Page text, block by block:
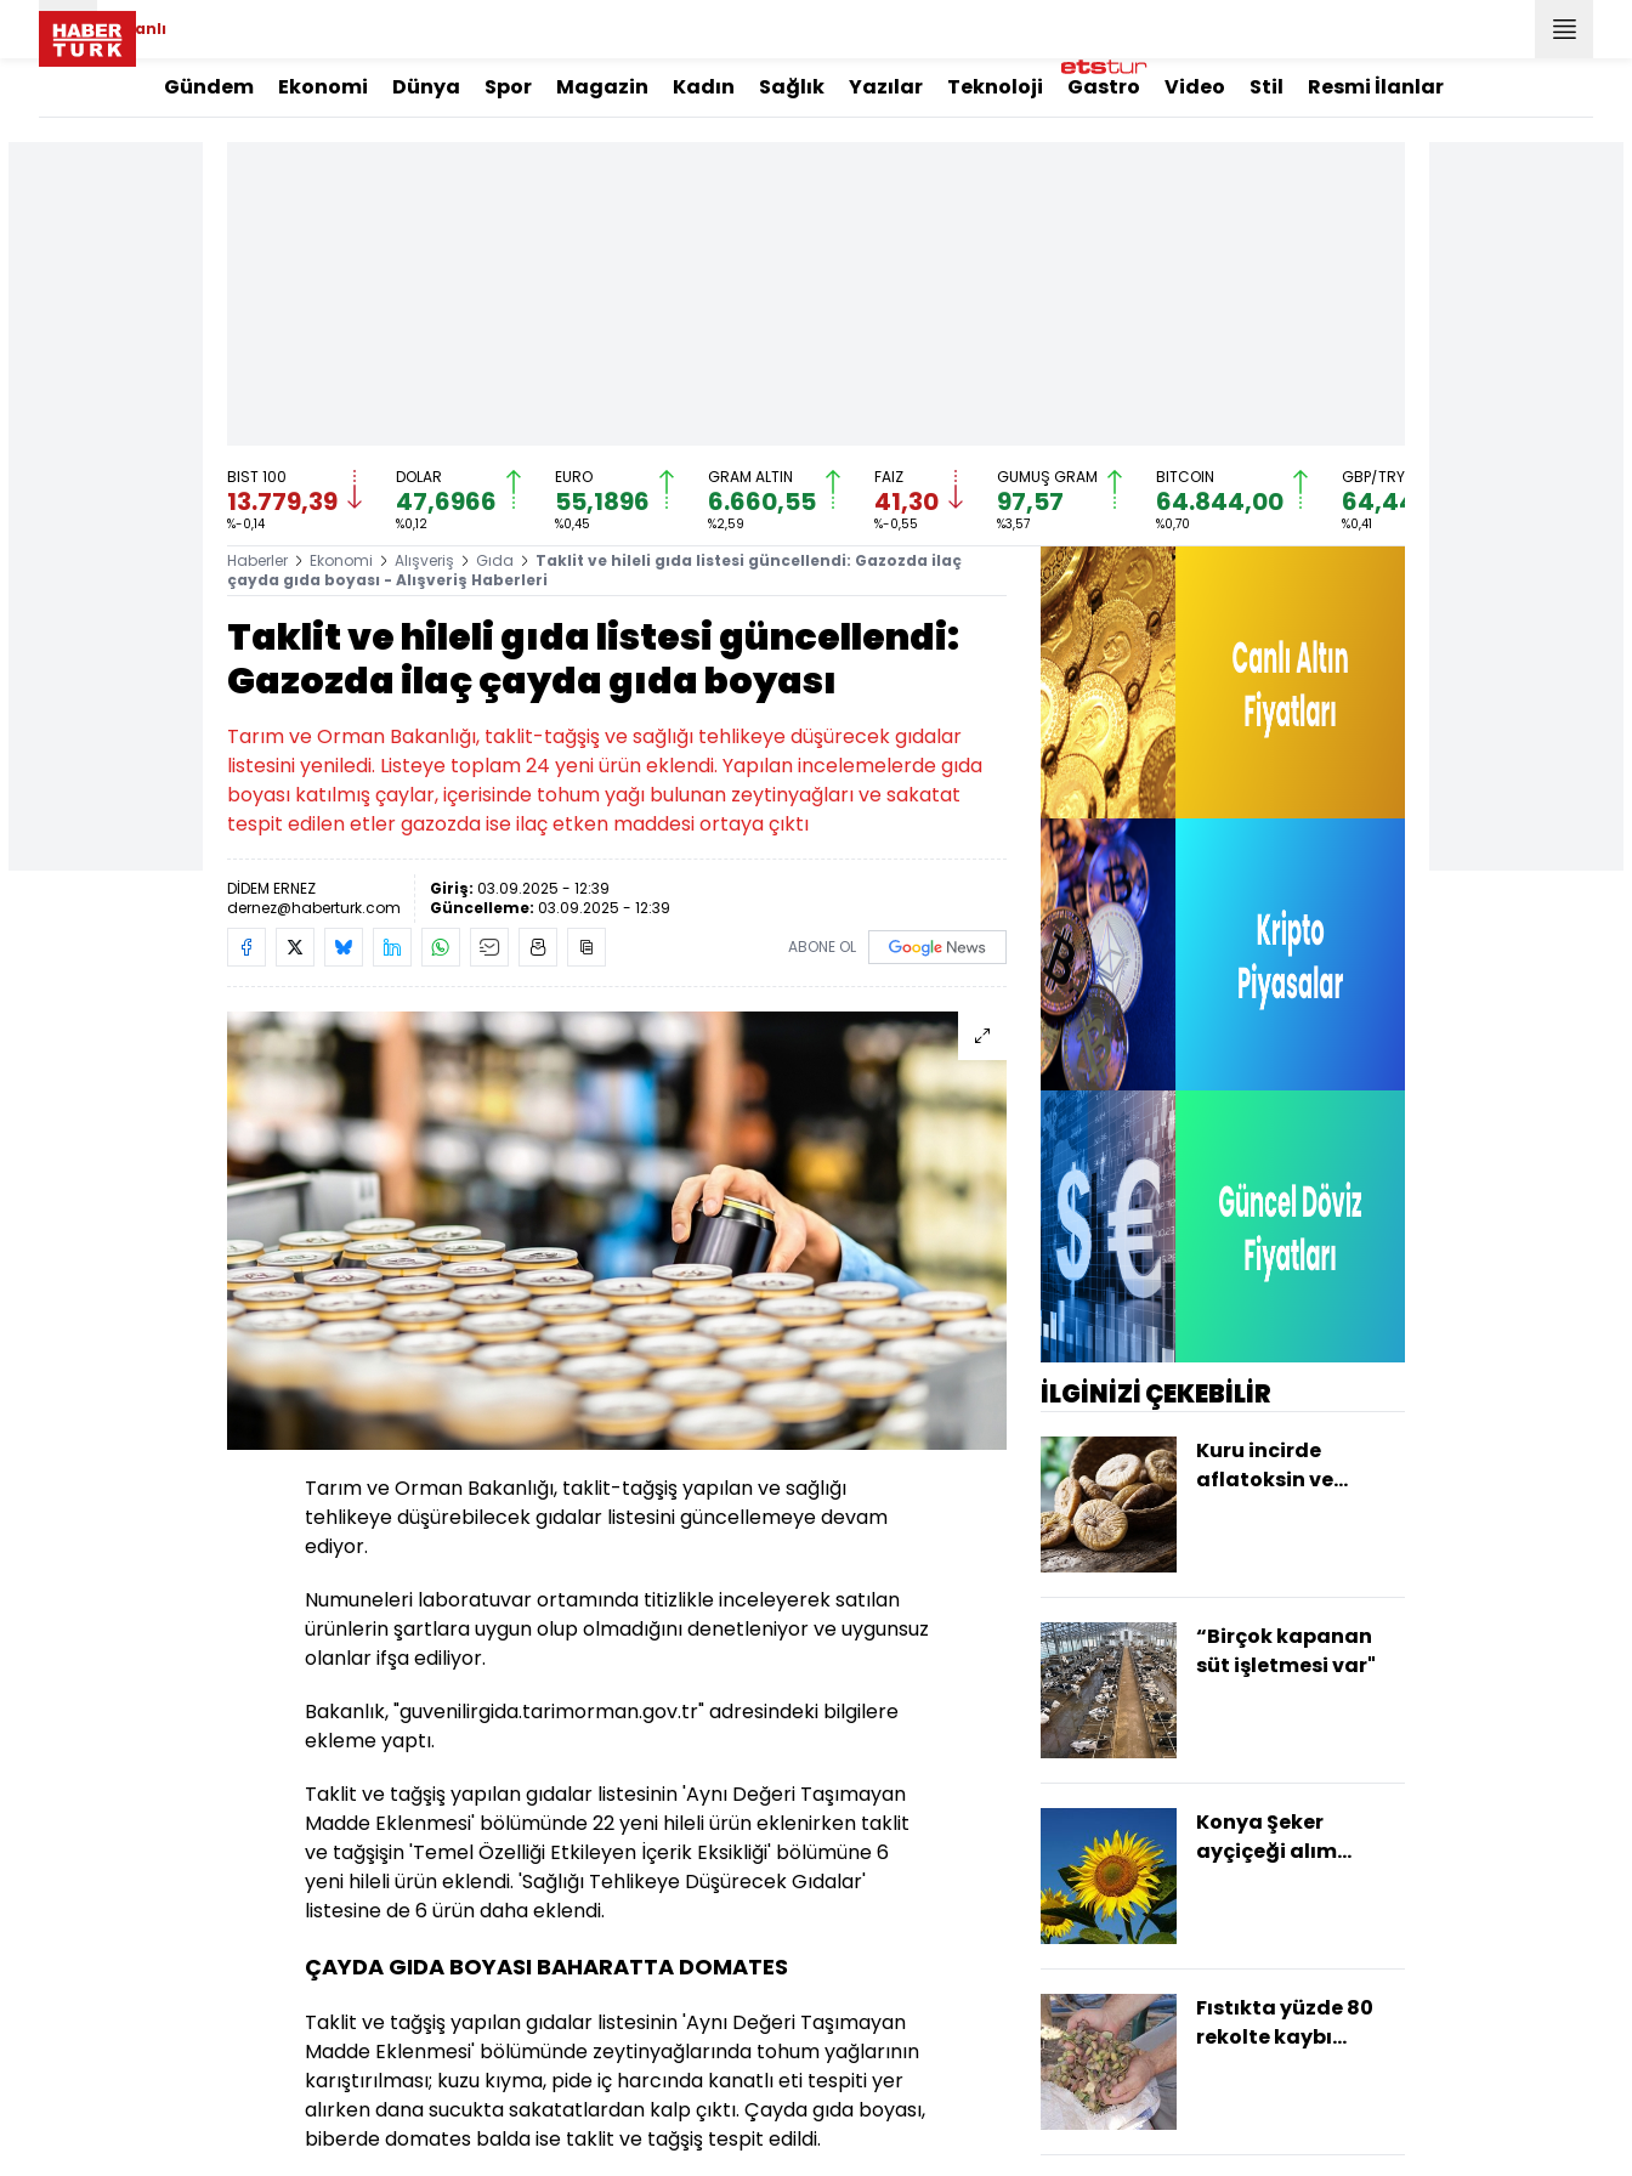
Canlı
Gündem Ekonomi Dünya Spor Magazin Kadın Sağlık Yazılar Teknoloji Gastro Video Stil Resmi İlanlar
BIST 100
13.779,39
%-0,14
DOLAR
47,6966
%0,12
EURO
55,1896
%0,45
GRAM ALTIN
6.660,55
%2,59
FAİZ
41,30
%-0,55
GÜMÜŞ GRAM
97,57
%3,57
BITCOIN
64.844,00
%0,70
GBP/TRY
64,4492
%0,41
Haberler Ekonomi Alışveriş Gıda
Taklit ve hileli gıda listesi güncellendi: Gazozda ilaç
çayda gıda boyası - Alışveriş Haberleri
Taklit ve hileli gıda listesi güncellendi:
Gazozda ilaç çayda gıda boyası
Tarım ve Orman Bakanlığı, taklit-tağşiş ve sağlığı tehlikeye düşürecek gıdalar
listesini yeniledi. Listeye toplam 24 yeni ürün eklendi. Yapılan incelemelerde gıda
boyası katılmış çaylar, içerisinde tohum yağı bulunan zeytinyağları ve sakatat
tespit edilen etler gazozda ise ilaç etken maddesi ortaya çıktı
DİDEM ERNEZ
dernez@haberturk.com
Giriş: 03.09.2025 - 12:39
Güncelleme: 03.09.2025 - 12:39
ABONE OL
Tarım ve Orman Bakanlığı, taklit-tağşiş yapılan ve sağlığı
tehlikeye düşürebilecek gıdalar listesini güncellemeye devam
ediyor.
Numuneleri laboratuvar ortamında titizlikle inceleyerek satılan
ürünlerin şartlara uygun olup olmadığını denetleniyor ve uygunsuz
olanlar ifşa ediliyor.
Bakanlık, "guvenilirgida.tarimorman.gov.tr" adresindeki bilgilere
ekleme yaptı.
Taklit ve tağşiş yapılan gıdalar listesinin 'Aynı Değeri Taşımayan
Madde Eklenmesi' bölümünde 22 yeni hileli ürün eklenirken taklit
ve tağşişin 'Temel Özelliği Etkileyen İçerik Eksikliği' bölümüne 6
yeni hileli ürün eklendi. 'Sağlığı Tehlikeye Düşürecek Gıdalar'
listesine de 6 ürün daha eklendi.
ÇAYDA GIDA BOYASI BAHARATTA DOMATES
Taklit ve tağşiş yapılan gıdalar listesinin 'Aynı Değeri Taşımayan
Madde Eklenmesi' bölümünde zeytinyağlarında tohum yağlarının
karıştırılması; kuzu kıyma, pide iç harcında kanatlı eti tespiti yer
alırken dana sucukta sakatatlardan kalp çıktı. Çayda gıda boyası,
biberde domates balda ise taklit ve tağşiş tespit edildi.
İLGİNİZİ ÇEKEBİLİR
Kuru incirde
aflatoksin ve
“Birçok kapanan
süt işletmesi var"
Konya Şeker
ayçiçeği alım
Fıstıkta yüzde 80
rekolte kaybı